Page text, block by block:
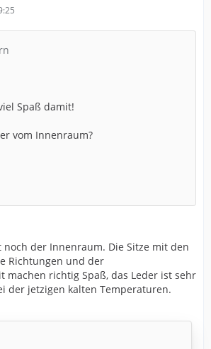
Spaß damit!
vom Innenraum?
der Innenraum. Die Sitze mit den
Richtungen und der
machen richtig Spaß, das Leder ist sehr
der jetzigen kalten Temperaturen.